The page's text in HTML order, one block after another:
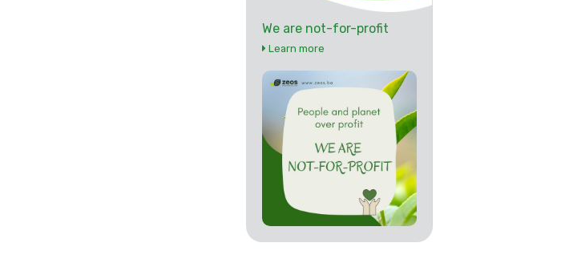
We are not-for-profit
Learn more